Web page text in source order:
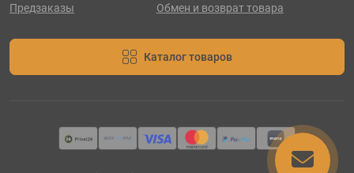
Предзаказы
Обмен и возврат товара
Каталог товаров